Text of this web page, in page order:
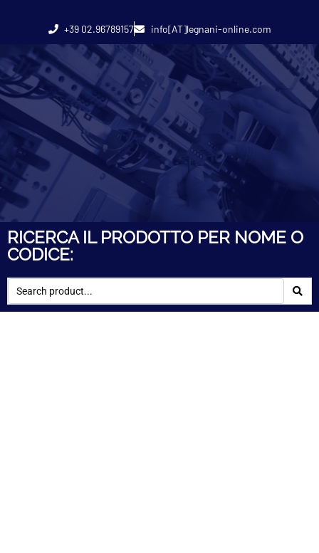
+39 02.96789157 info[AT]legnani-online.com
RICERCA IL PRODOTTO PER NOME O
CODICE: